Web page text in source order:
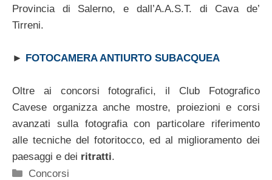
Provincia di Salerno, e dall’A.A.S.T. di Cava de’
Tirreni.
► FOTOCAMERA ANTIURTO SUBACQUEA
Oltre ai concorsi fotografici, il Club Fotografico
Cavese organizza anche mostre, proiezioni e corsi
avanzati sulla fotografia con particolare riferimento
alle tecniche del fotoritocco, ed al miglioramento dei
paesaggi e dei ritratti.
Categorie
Concorsi